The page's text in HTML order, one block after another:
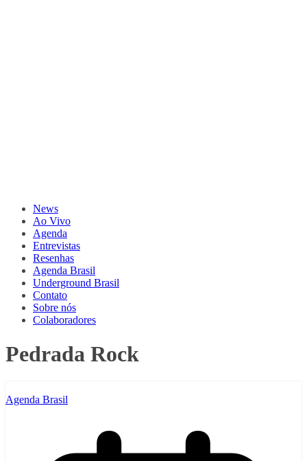
News
Ao Vivo
Agenda
Entrevistas
Resenhas
Agenda Brasil
Underground Brasil
Contato
Sobre nós
Colaboradores
Pedrada Rock
Agenda Brasil